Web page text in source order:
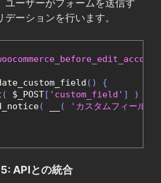
ユーザーがフォームを送信す
ーションを行います。
()
{
( $_POST[ 'custom_field' ] )
( (
'カスタムフィールド
APIとの統合